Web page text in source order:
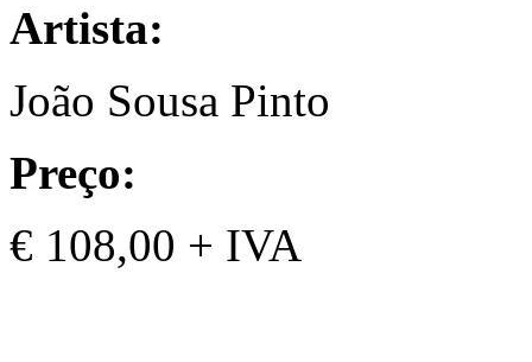
Artista:
João Sousa Pinto
Preço:
€ 108,00 + IVA